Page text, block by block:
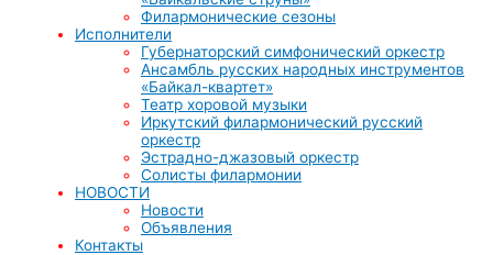
Филармонические сезоны
Исполнители
Губернаторский симфонический оркестр
Ансамбль русских народных инструментов
«Байкал-квартет»
Театр хоровой музыки
Иркутский филармонический русский
оркестр
Эстрадно-джазовый оркестр
Солисты филармонии
НОВОСТИ
Новости
Объявления
Контакты